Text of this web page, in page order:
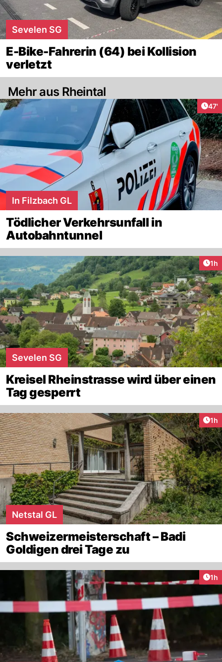
Sevelen SG
E-Bike-Fahrerin (64) bei Kollision
verletzt
Mehr aus Rheintal
47'
In Filzbach GL
Tödlicher Verkehrsunfall in
Autobahntunnel
1h
Sevelen SG
Kreisel Rheinstrasse wird über einen
Tag gesperrt
1h
Netstal GL
Schweizermeisterschaft – Badi
Goldigen drei Tage zu
1h